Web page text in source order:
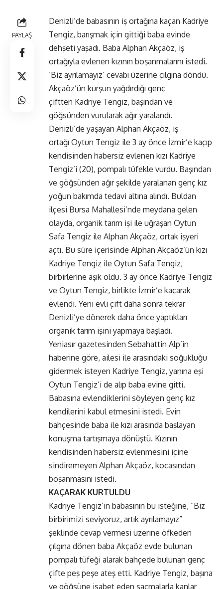
PAYLAŞ
Denizli’de babasının iş ortağına kaçan Kadriye
Tengiz, barışmak için gittiği baba evinde
dehşeti yaşadı. Baba Alphan Akçaöz, iş
ortağıyla evlenen kızının boşanmalarını istedi.
‘Biz ayrılamayız’ cevabı üzerine çılgına döndü.
Akçaöz’ün kurşun yağdırdığı genç
çiftten Kadriye Tengiz, başından ve
göğsünden vurularak ağır yaralandı.
Denizli’de yaşayan Alphan Akçaöz, iş
ortağı Oytun Tengiz ile 3 ay önce İzmir’e kaçıp
kendisinden habersiz evlenen kızı Kadriye
Tengiz’i (20), pompalı tüfekle vurdu. Başından
ve göğsünden ağır şekilde yaralanan genç kız
yoğun bakımda tedavi altına alındı. Buldan
ilçesi Bursa Mahallesi’nde meydana gelen
olayda, organik tarım işi ile uğraşan Oytun
Safa Tengiz ile Alphan Akçaöz, ortak işyeri
açtı. Bu süre içerisinde Alphan Akçaöz’ün kızı
Kadriye Tengiz ile Oytun Safa Tengiz,
birbirlerine aşık oldu. 3 ay önce Kadriye Tengiz
ve Oytun Tengiz, birlikte İzmir’e kaçarak
evlendi. Yeni evli çift daha sonra tekrar
Denizli’ye dönerek daha önce yaptıkları
organik tarım işini yapmaya başladı.
Yeniasır gazetesinden Sebahattin Alp’in
haberine göre, ailesi ile arasındaki soğukluğu
gidermek isteyen Kadriye Tengiz, yanına eşi
Oytun Tengiz’i de alıp baba evine gitti.
Babasına evlendiklerini söyleyen genç kız
kendilerini kabul etmesini istedi. Evin
bahçesinde baba ile kızı arasında başlayan
konuşma tartışmaya dönüştü. Kızının
kendisinden habersiz evlenmesini içine
sindiremeyen Alphan Akçaöz, kocasından
boşanmasını istedi.
KAÇARAK KURTULDU
Kadriye Tengiz’in babasının bu isteğine, “Biz
birbirimizi seviyoruz, artık ayrılamayız”
şeklinde cevap vermesi üzerine öfkeden
çılgına dönen baba Akçaöz evde bulunan
pompalı tüfeği alarak bahçede bulunan genç
çifte peş peşe ateş etti. Kadriye Tengiz, başına
ve göğsüne isabet eden saçmalarla kanlar